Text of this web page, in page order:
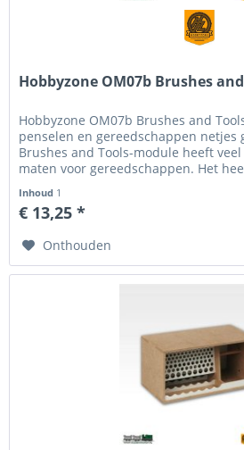
Hobbyzone OM07b Brushes
Hobbyzone OM07b Brushes and
penselen en gereedschappen netjes
Brushes and Tools-module heeft
maten voor gereedschappen. Het
Inhoud 1
€ 13,25 *
Onthouden